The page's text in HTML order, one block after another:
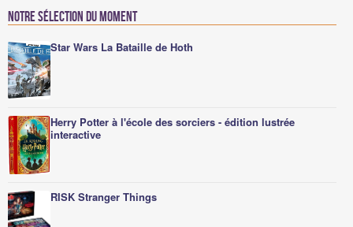
Notre sélection du moment
Star Wars La Bataille de Hoth
Herry Potter à l'école des sorciers - édition lustrée
interactive
RISK Stranger Things